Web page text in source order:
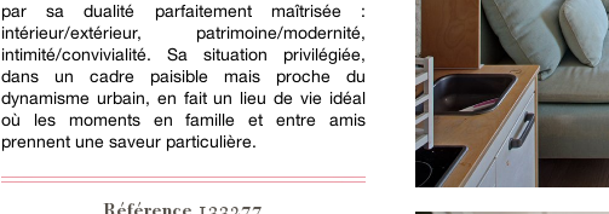
par sa dualité parfaitement maîtrisée :
intérieur/extérieur, patrimoine/modernité,
intimité/convivialité. Sa situation privilégiée,
dans un cadre paisible mais proche du
dynamisme urbain, en fait un lieu de vie idéal
où les moments en famille et entre amis
prennent une saveur particulière.